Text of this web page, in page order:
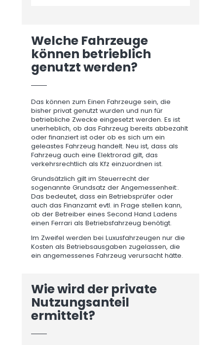
Welche Fahrzeuge
können betrieblich
genutzt werden?
Das können zum Einen Fahrzeuge sein, die
bisher privat genutzt wurden und nun für
betriebliche Zwecke eingesetzt werden. Es ist
unerheblich, ob das Fahrzeug bereits abbezahlt
oder finanziert ist oder ob es sich um ein
geleastes Fahrzeug handelt. Neu ist, dass als
Fahrzeug auch eine Elektrorad gilt, das
verkehrsrechtlich als Kfz einzuordnen ist.
Grundsätzlich gilt im Steuerrecht der
sogenannte Grundsatz der Angemessenheit:.
Das bedeutet, dass ein Betriebsprüfer oder
auch das Finanzamt evtl. in Frage stellen kann,
ob der Betreiber eines Second Hand Ladens
einen Ferrari als Betriebsfahrzeug benötigt.
Im Zweifel werden bei Luxusfahrzeugen nur die
Kosten als Betriebsausgaben zugelassen, die
ein angemessenes Fahrzeug verursacht hätte.
Wie wird der private
Nutzungsanteil
ermittelt?